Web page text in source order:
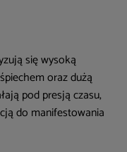
się wysoką
oraz dużą
pod presją czasu,
do manifestowania